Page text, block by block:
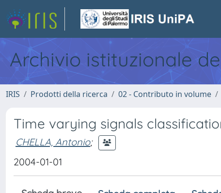
Archivio istituzionale
IRIS Prodotti della ricerca 02 - Contributo in volume
Time varying signals
CHELLA, Antonio;
2004-01-01